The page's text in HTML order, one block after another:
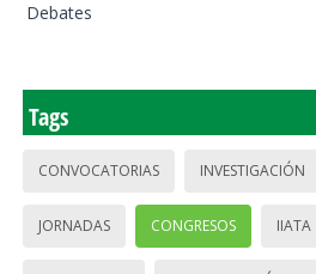
Debates
Tags
CONVOCATORIAS INVESTIGACIÓN
JORNADAS CONGRESOS IIATA